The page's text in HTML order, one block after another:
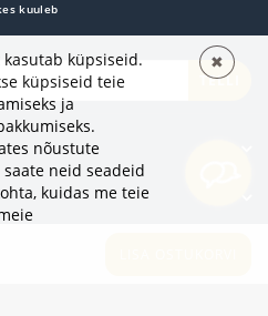
kuuleb
TELLI
küpsiseid.
küpsiseid teie
ja
nõustute
neid seadeid
kuidas me teie
✖